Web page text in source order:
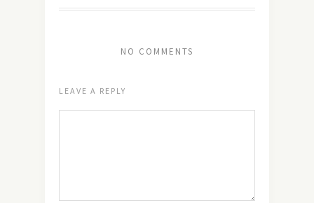
NO COMMENTS
LEAVE A REPLY